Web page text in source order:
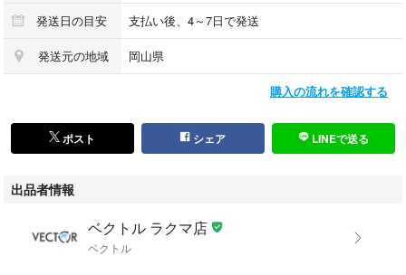
発送日の目安 支払い後、4～7日で発送
発送元の地域 岡山県
購入の流れを確認する
ポスト シェア LINEで送る
出品者情報
ベクトル ラクマ店
ベクトル